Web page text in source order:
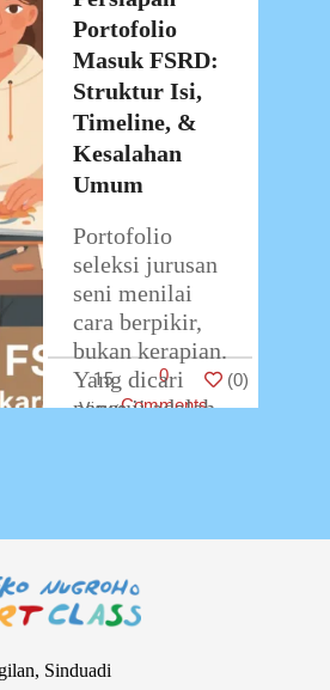
2026Portofolio
Masuk FSRD:
Struktur Isi,
Timeline, &
Kesalahan
Umum
Portofolio
seleksi jurusan
seni menilai
cara berpikir,
bukan kerapian.
Yang dicari
penguji adalah
sampai jadi
karya,
…
15
0
Comments
(0)
Sinduadi